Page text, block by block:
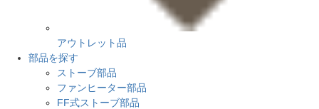
アウトレット品
部品を探す
ストーブ部品
ファンヒーター部品
FF式ストーブ部品